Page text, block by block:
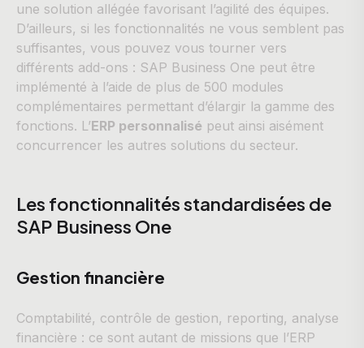
une solution allégée favorisant l’agilité des équipes.
D’ailleurs, si les fonctionnalités ne vous semblent pas
suffisantes, vous pouvez vous tourner vers
différents add-ons : SAP Business One peut être
implémenté à l’aide de plus de 500 modules
complémentaires permettant d’élargir la gamme des
fonctions. L’ERP personnalisé peut ainsi aisément
concurrencer les autres solutions du secteur.
Les fonctionnalités standardisées de
SAP Business One
Gestion financière
Comptabilité, contrôle de gestion, reporting, analyse
financière : ce sont autant de missions que l’ERP